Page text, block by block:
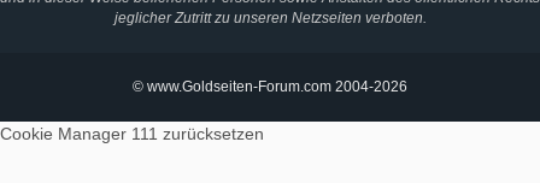
jeglicher Zutritt zu unseren Netzseiten verboten.
© www.Goldseiten-Forum.com 2004-2026
Cookie Manager 111 zurücksetzen